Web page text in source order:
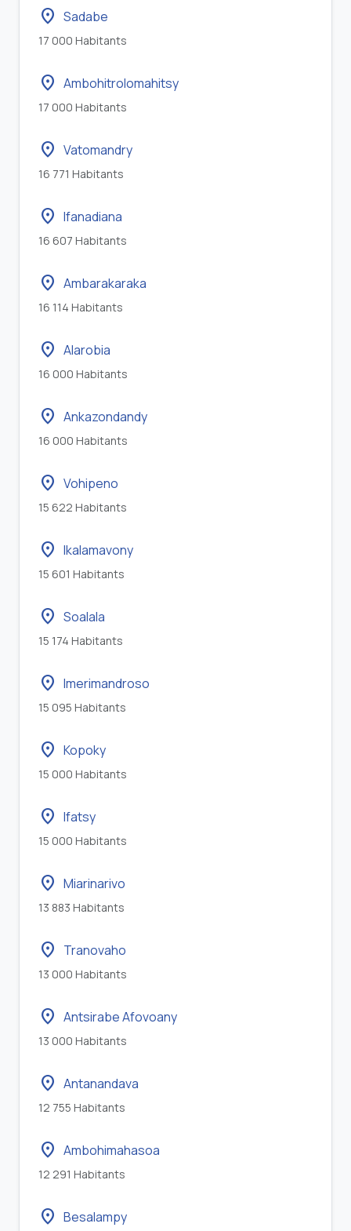
location_on Sadabe
17 000 Habitants
location_on Ambohitrolomahitsy
17 000 Habitants
location_on Vatomandry
16 771 Habitants
location_on Ifanadiana
16 607 Habitants
location_on Ambarakaraka
16 114 Habitants
location_on Alarobia
16 000 Habitants
location_on Ankazondandy
16 000 Habitants
location_on Vohipeno
15 622 Habitants
location_on Ikalamavony
15 601 Habitants
location_on Soalala
15 174 Habitants
location_on Imerimandroso
15 095 Habitants
location_on Kopoky
15 000 Habitants
location_on Ifatsy
15 000 Habitants
location_on Miarinarivo
13 883 Habitants
location_on Tranovaho
13 000 Habitants
location_on Antsirabe Afovoany
13 000 Habitants
location_on Antanandava
12 755 Habitants
location_on Ambohimahasoa
12 291 Habitants
location_on Besalampy